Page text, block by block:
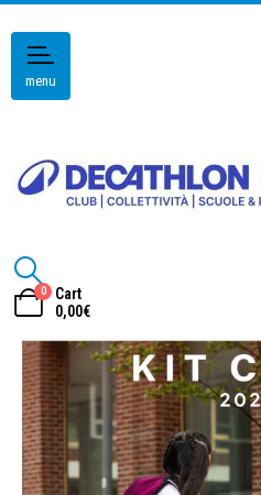
menu
0
Cart
0,00€